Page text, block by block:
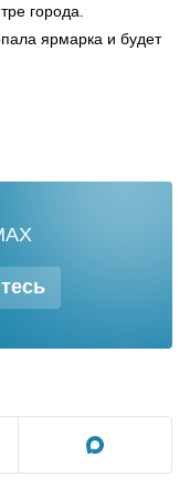
города.
ярмарка и будет